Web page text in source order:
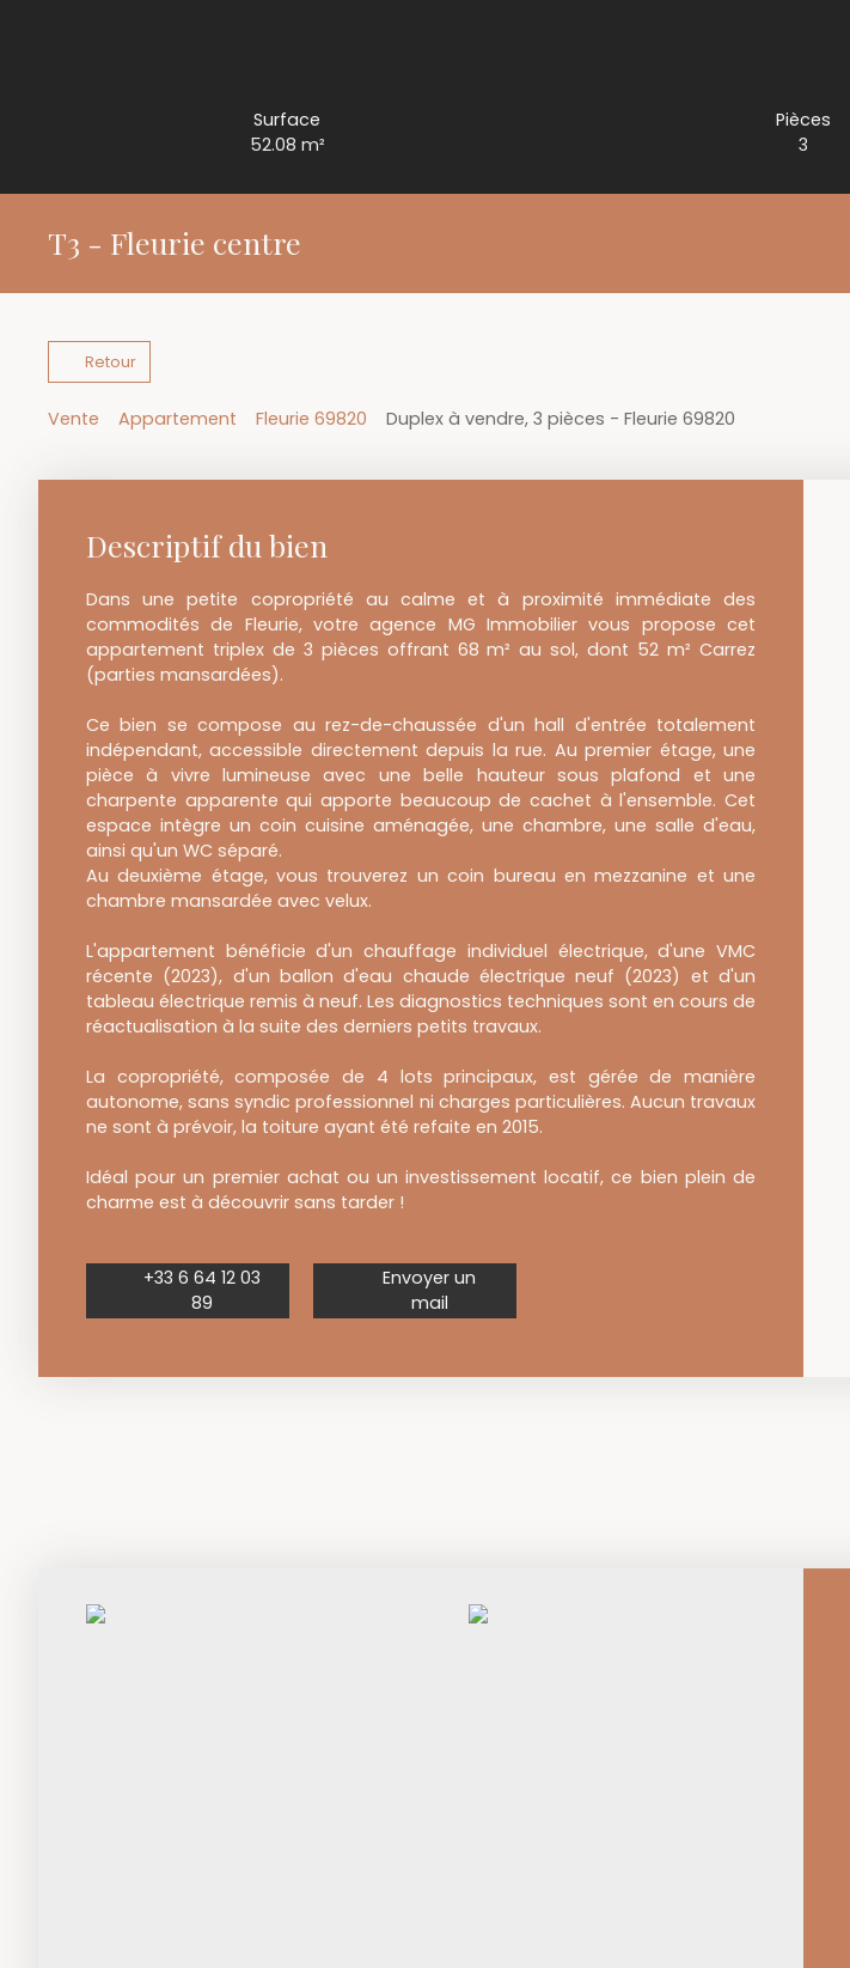
Surface
52.08 m²
Pièces
3
T3 - Fleurie centre
Retour
Vente Appartement Fleurie 69820 Duplex à vendre, 3 pièces - Fleurie 69820
Descriptif du bien
Dans une petite copropriété au calme et à proximité immédiate des
commodités de Fleurie, votre agence MG Immobilier vous propose cet
appartement triplex de 3 pièces offrant 68 m² au sol, dont 52 m² Carrez
(parties mansardées).
Ce bien se compose au rez-de-chaussée d'un hall d'entrée totalement
indépendant, accessible directement depuis la rue. Au premier étage, une
pièce à vivre lumineuse avec une belle hauteur sous plafond et une
charpente apparente qui apporte beaucoup de cachet à l'ensemble. Cet
espace intègre un coin cuisine aménagée, une chambre, une salle d'eau,
ainsi qu'un WC séparé.
Au deuxième étage, vous trouverez un coin bureau en mezzanine et une
chambre mansardée avec velux.
L'appartement bénéficie d'un chauffage individuel électrique, d'une VMC
récente (2023), d'un ballon d'eau chaude électrique neuf (2023) et d'un
tableau électrique remis à neuf. Les diagnostics techniques sont en cours de
réactualisation à la suite des derniers petits travaux.
La copropriété, composée de 4 lots principaux, est gérée de manière
autonome, sans syndic professionnel ni charges particulières. Aucun travaux
ne sont à prévoir, la toiture ayant été refaite en 2015.
Idéal pour un premier achat ou un investissement locatif, ce bien plein de
charme est à découvrir sans tarder !
+33 6 64 12 03
89
Envoyer un
mail